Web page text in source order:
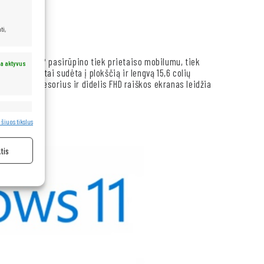
aktyvus
šiuos tikslus
HP pasirūpino tiek prietaiso mobilumu, tiek
– visa tai sudėta į plokščią ir lengvą 15,6 colių
I7 procesorius ir didelis FHD raiškos ekranas leidžia